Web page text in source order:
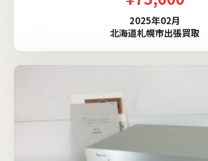
2025年02月
北海道札幌市出張買取